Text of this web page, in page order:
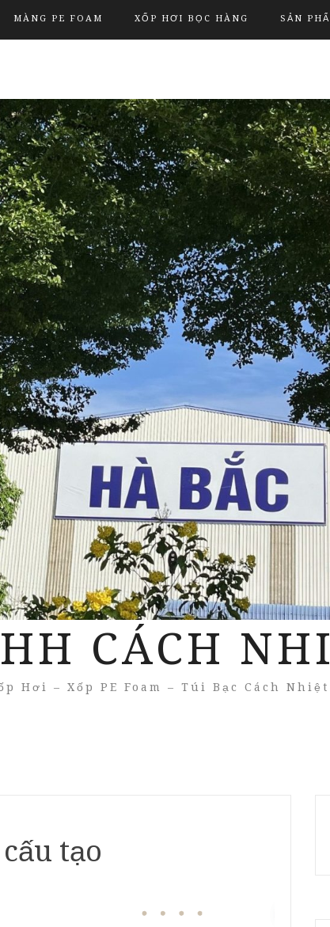
MÀNG PE FOAM XỐP HƠI BỌC HÀNG SẢN
CÁCH
Hơi – Xốp PE Foam – Túi Bạc Cách
tạo